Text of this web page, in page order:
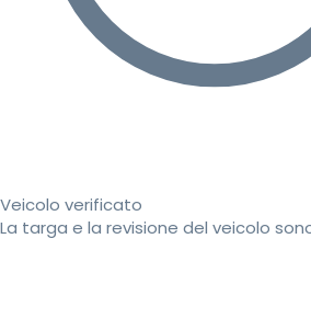
Veicolo verificato
La targa e la revisione del veicolo